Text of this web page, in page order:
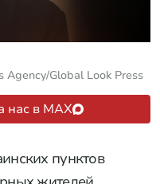
Agency/Global Look Press
нас в MAX
пунктов